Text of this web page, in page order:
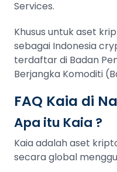
Services.
Khusus untuk aset
sebagai Indonesia
terdaftar di Badan
Berjangka Komoditi
FAQ Kaia di
Apa itu Kaia ?
Kaia adalah aset
secara global